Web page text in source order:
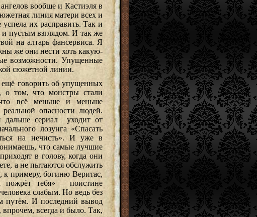
вообще и Кастиэля в
линия матери всех и
их расправить. Так и
пустым взглядом. И так же
на алтарь фансервиса. Я
же они нести хоть какую-
возможности. Упущенные
сюжетной линии.
говорить об упущенных
о том, что монстры стали
всё меньше и меньше
опасности людей.
дальше сериал уходит от
лозунга «Спасать
на нечисть». И уже в
что самые лучшие
в голову, когда они
а не пытаются обслужить
к примеру, богиню Веритас,
пожрёт тебя» – поистине
слабым. Но ведь без
путём. И последний вывод
впрочем, всегда и было. Так,